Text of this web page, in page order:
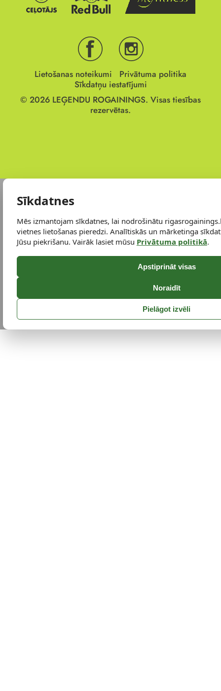
Lietošanas noteikumi
Privātuma politika
Sīkdatņu iestatījumi
© 2026 LEĢENDU ROGAININGS. Visas tiesības
rezervētas.
Sīkdatnes
Mēs izmantojam sīkdatnes, lai nodrošinātu
vietnes lietošanas pieredzi. Analītiskās un mārketinga
Jūsu piekrišanu. Vairāk lasiet mūsu Privātuma politikā.
Apstiprināt visas
Noraidīt
Pielāgot izvēli